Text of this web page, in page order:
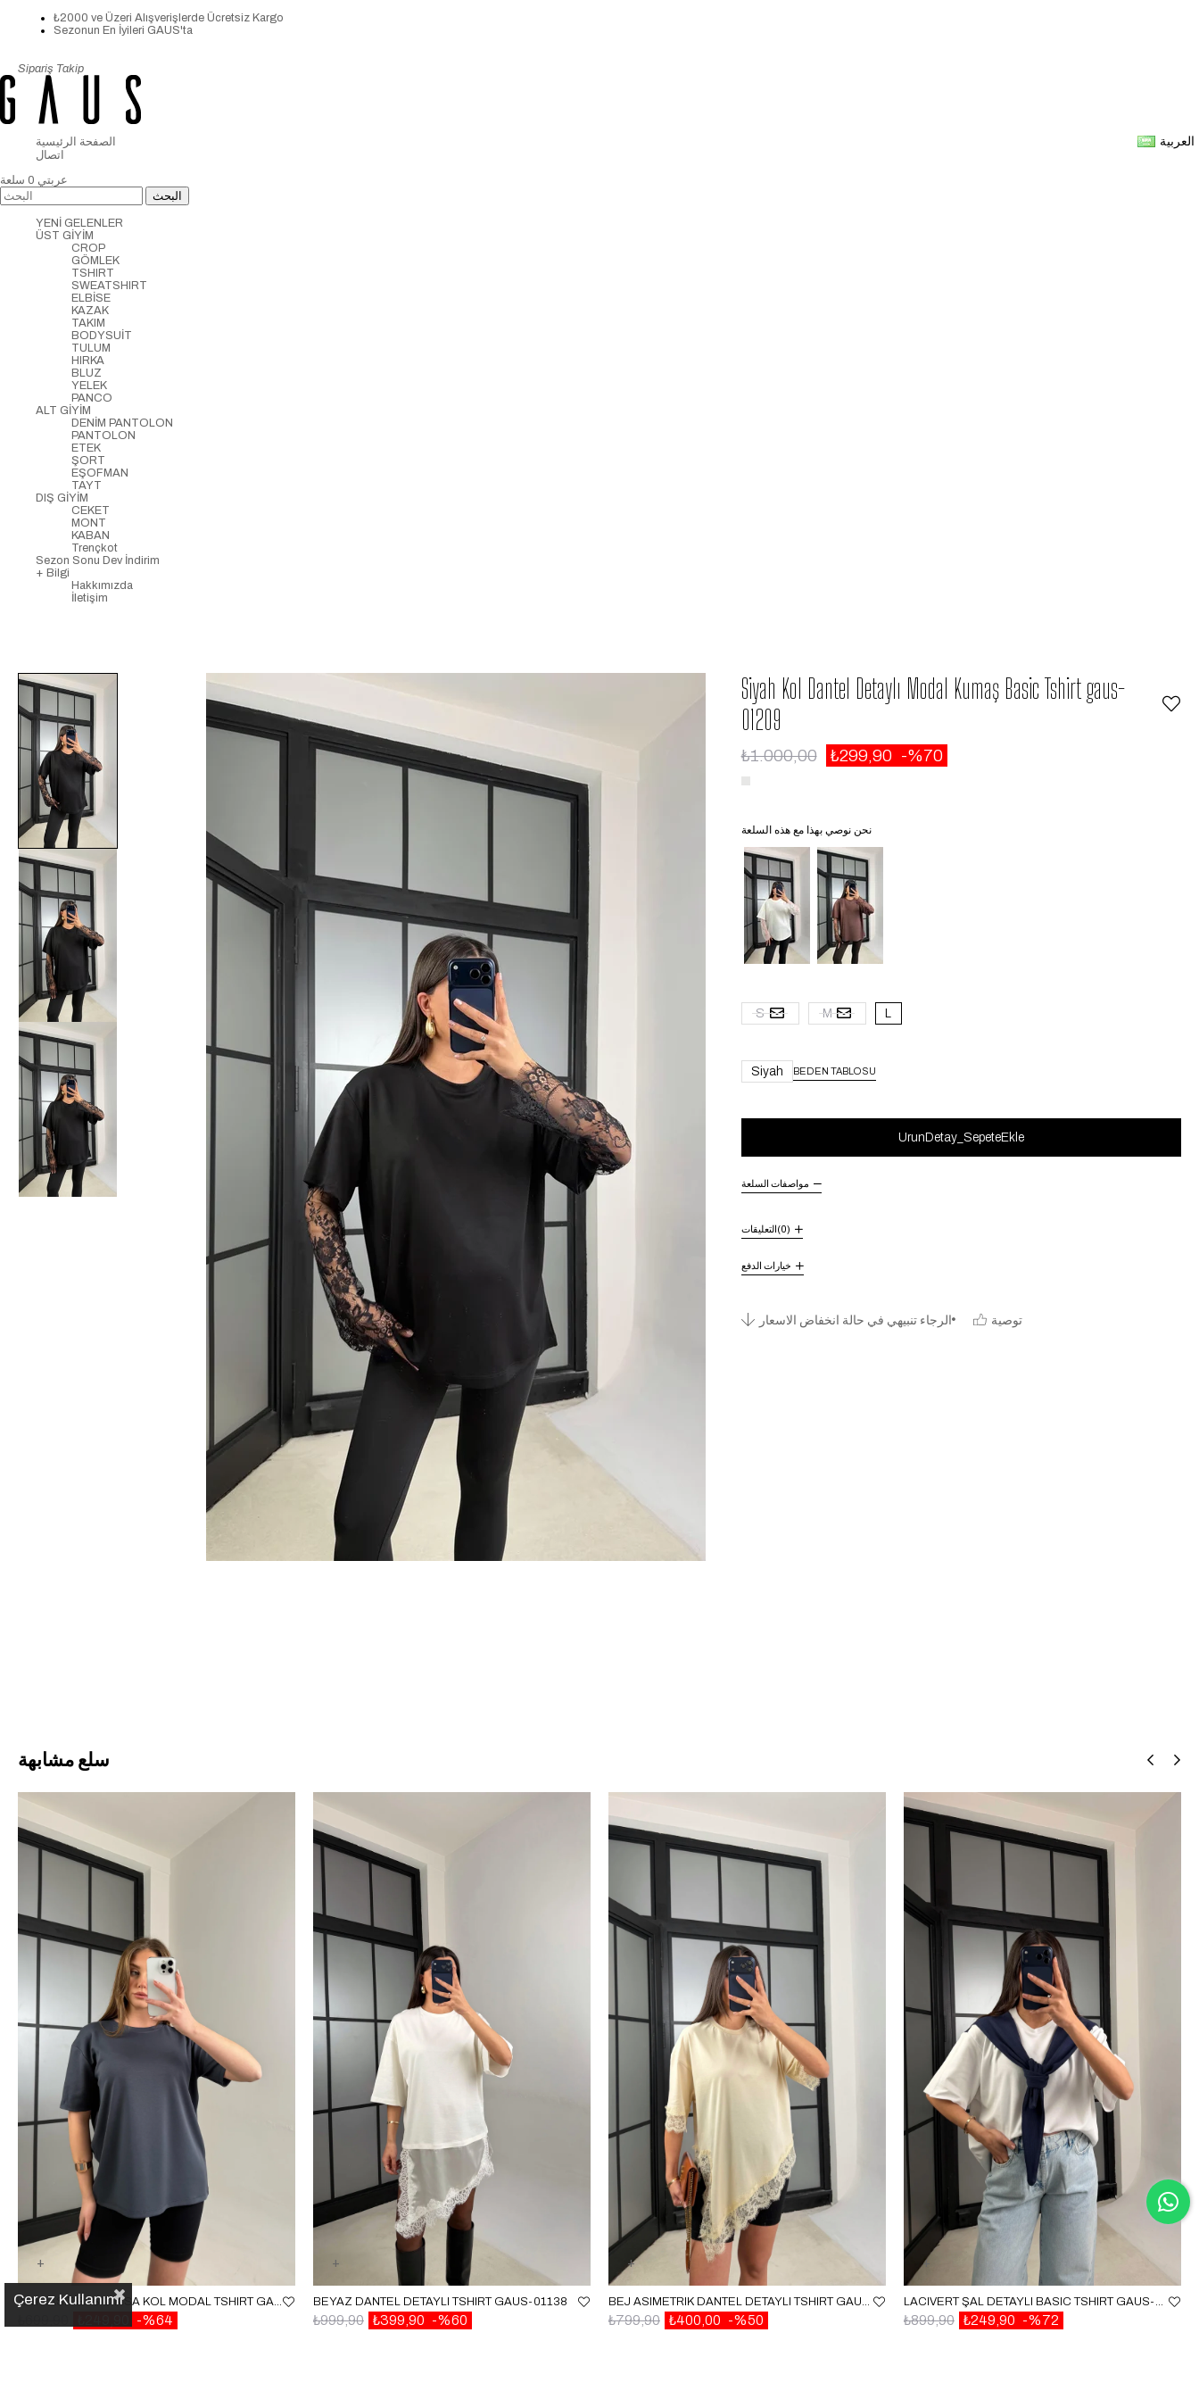
₺2000 ve Üzeri Alışverişlerde Ücretsiz Kargo
Sezonun En İyileri GAUS'ta
Sipariş Takip
العربية
الصفحة الرئيسية
اتصال
عربتي 0 سلعة
YENİ GELENLER
ÜST GİYİM
CROP
GÖMLEK
TSHIRT
SWEATSHIRT
ELBİSE
KAZAK
TAKIM
BODYSUİT
TULUM
HIRKA
BLUZ
YELEK
PANCO
ALT GİYİM
DENİM PANTOLON
PANTOLON
ETEK
ŞORT
EŞOFMAN
TAYT
DIŞ GİYİM
CEKET
MONT
KABAN
Trençkot
Sezon Sonu Dev İndirim
+ Bilgi
Hakkımızda
İletişim
Siyah Kol Dantel Detaylı Modal Kumaş Basic Tshirt gaus-
01209
₺1.000,00 ₺299,90 70
نحن نوصي بهذا مع هذه السلعة
S M
Siyah BEDEN TABLOSU
مواصفات السلعة
التعليقات(0)
خيارات الدفع
الرجاء تنبيهي في حالة انخفاض الاسعار توصية
سلع مشابهة
%64
BEYAZ DANTEL DETAYLI TSHIRT GAUS-01138
%60
₺399,90
₺999,90 %50
₺400,00
₺799,90 %72
₺249,90
₺899,90
Çerez Kullanımı